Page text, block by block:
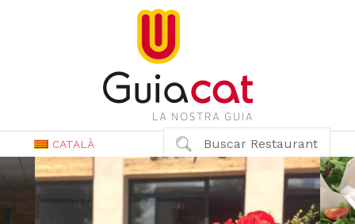
CATALÀ Buscar Restaurant